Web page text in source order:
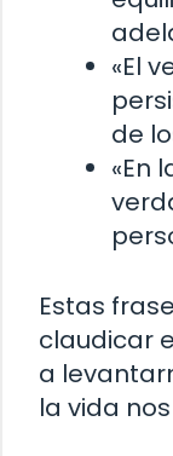
«El
de
«En
Estas
claudicar
a
la vida